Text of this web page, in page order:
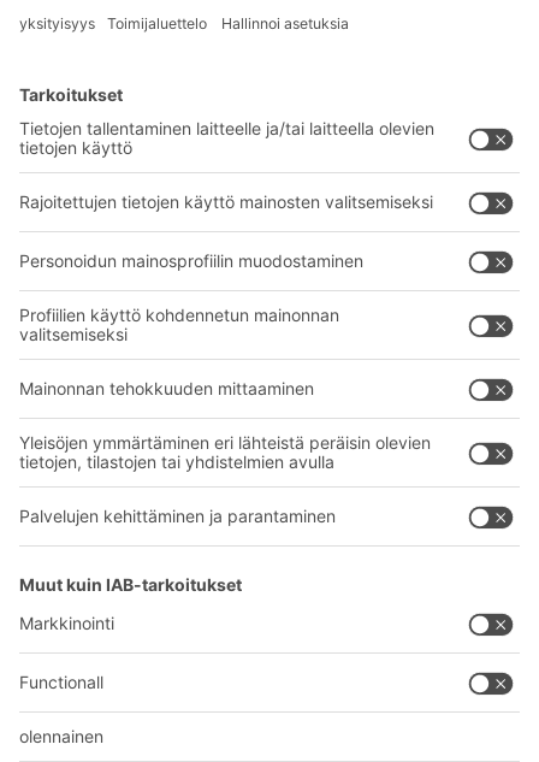
BITO-ratkaisut
Laatikot ja säiliöt
Kuljetusjärjestelmät
Palvelumme
Neuvonta & Palvelu
BITO PROJEKTIOPAS
Yhteydenottolomake
Yritys
Tietoa meistä
Kansainvälinen verkostomme
Tehtaamme
YOUR LIFE.
+358 1 0324 6510